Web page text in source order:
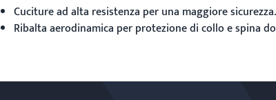
Cuciture ad alta resistenza per una maggiore sicurezza.
Ribalta aerodinamica per protezione di collo e spina